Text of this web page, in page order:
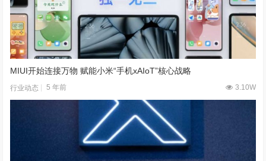
MIUI开始连接万物 赋能小米“手机xAIoT”核心战略
行业动态 5 年前 3.10W